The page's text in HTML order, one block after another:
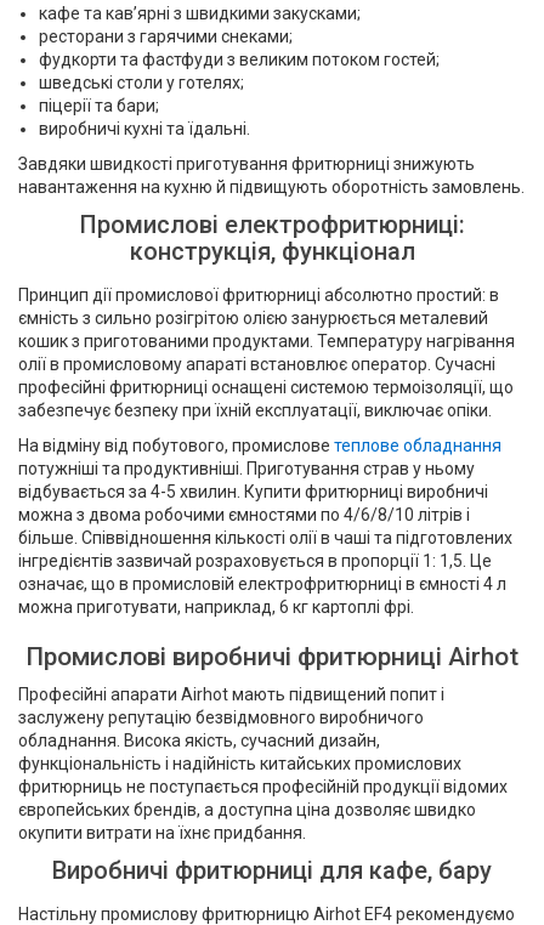
кафе та кав’ярні з швидкими закусками;
ресторани з гарячими снеками;
фудкорти та фастфуди з великим потоком гостей;
шведські столи у готелях;
піцерії та бари;
виробничі кухні та їдальні.
Завдяки швидкості приготування фритюрниці знижують
навантаження на кухню й підвищують оборотність замовлень.
Промислові електрофритюрниці:
конструкція, функціонал
Принцип дії промислової фритюрниці абсолютно простий: в
ємність з сильно розігрітою олією занурюється металевий
кошик з приготованими продуктами. Температуру нагрівання
олії в промисловому апараті встановлює оператор. Сучасні
професійні фритюрниці оснащені системою термоізоляції, що
забезпечує безпеку при їхній експлуатації, виключає опіки.
На відміну від побутового, промислове теплове обладнання
потужніші та продуктивніші. Приготування страв у ньому
відбувається за 4-5 хвилин. Купити фритюрниці виробничі
можна з двома робочими ємностями по 4/6/8/10 літрів і
більше. Співвідношення кількості олії в чаші та підготовлених
інгредієнтів зазвичай розраховується в пропорції 1: 1,5. Це
означає, що в промисловій електрофритюрниці в ємності 4 л
можна приготувати, наприклад, 6 кг картоплі фрі.
Промислові виробничі фритюрниці Airhot
Професійні апарати Airhot мають підвищений попит і
заслужену репутацію безвідмовного виробничого
обладнання. Висока якість, сучасний дизайн,
функціональність і надійність китайських промислових
фритюрниць не поступається професійній продукції відомих
європейських брендів, а доступна ціна дозволяє швидко
окупити витрати на їхнє придбання.
Виробничі фритюрниці для кафе, бару
Настільну промислову фритюрницю Airhot EF4 рекомендуємо